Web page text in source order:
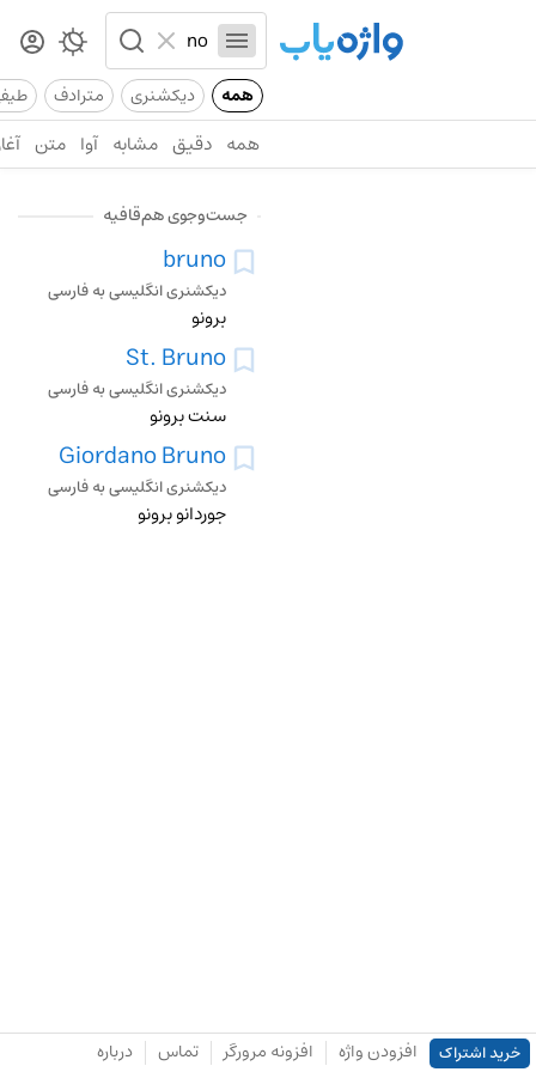
همه دیکشنری مترادف
همه دقیق مشابه آوا متن
جست‌وجوی هم‌قافیه
bruno
دیکشنری انگلیسی به فارسی
برونو
St. Bruno
دیکشنری انگلیسی به فارسی
سنت برونو
Giordano Bruno
دیکشنری انگلیسی به فارسی
جوردانو برونو
خرید اشتراک افزودن واژه افزونه مرورگر تماس درباره